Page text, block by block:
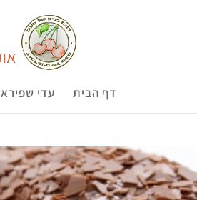
דף הבית עדי שפירא